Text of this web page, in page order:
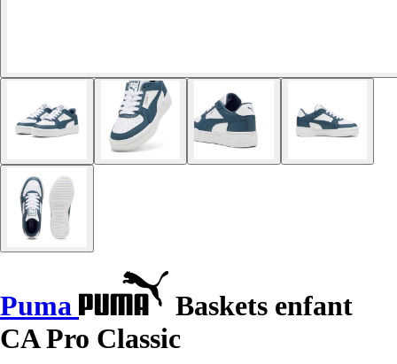
Puma
Baskets enfant
CA Pro Classic